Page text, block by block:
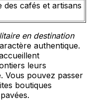
des cafés et artisans
en destination
authentique.
leurs
Vous pouvez passer
boutiques